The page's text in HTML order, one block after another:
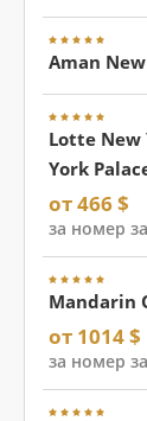
Aman
Lotte New
York
от 466 $
за номер
Mandarin
от 1014 $
за номер